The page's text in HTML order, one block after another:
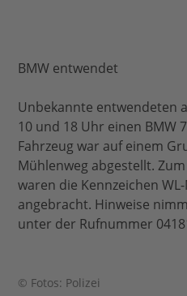
BMW entwendet
Unbekannte entwendeten
10 und 18 Uhr einen BMW
Fahrzeug war auf einem
Mühlenweg abgestellt.
waren die Kennzeichen
angebracht. Hinweise
unter der Rufnummer
© Fotos: Polizei